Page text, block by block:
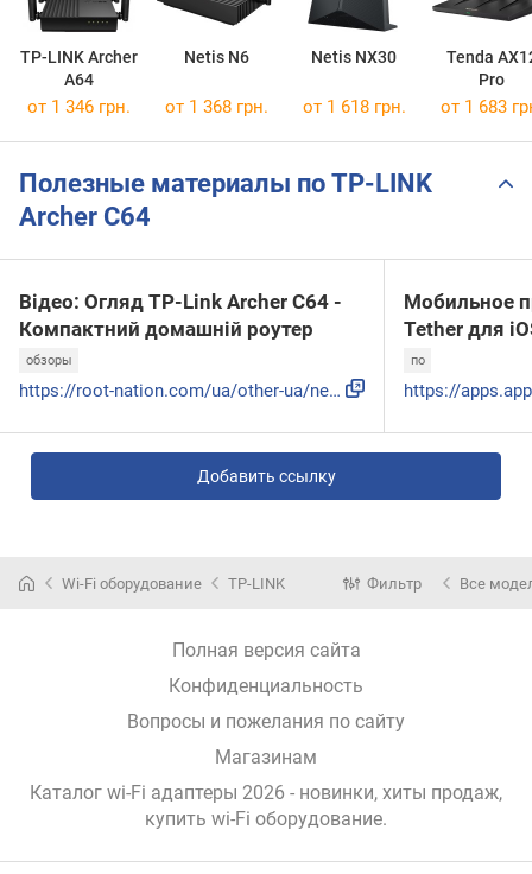
TP-LINK Archer
A64
Netis N6 Netis NX30
Tenda
Pro
от 1 346 грн. от 1 368 грн. от 1 618 грн. от 1 683
Полезные материалы по TP-LINK
Archer C64
Відео: Огляд TP-Link Archer C64 -
Компактний домашній роутер
обзоры
https://root-nation.com/ua/other-ua/net-ua/ua-oglyad-tp-lin...
Мобильное
Tether для
по
Добавить ссылку
Wi-Fi оборудование TP-LINK Фильтр Все
Полная версия сайта
Конфиденциальность
Вопросы и пожелания по сайту
Магазинам
Каталог wi-Fi адаптеры 2026 - новинки, хиты продаж,
купить wi-Fi оборудование.